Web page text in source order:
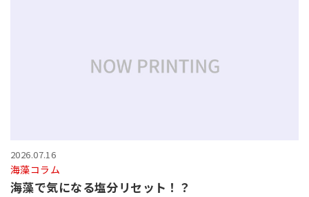
2026.07.16
海藻コラム
海藻で気になる塩分リセット！？